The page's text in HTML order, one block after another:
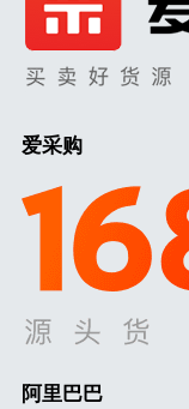
爱采购
阿里巴巴